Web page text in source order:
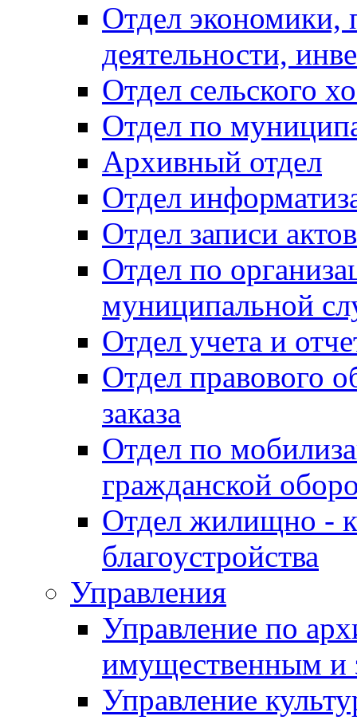
Отдел экономики,
деятельности,
Отдел сельского
Отдел по
Архивный отдел
Отдел
Отдел записи
Отдел по
муниципальной
Отдел учета и
Отдел правового
заказа
Отдел по
гражданской
Отдел жилищно -
благоустройства
Управления
Управление по
имущественным и
Управление